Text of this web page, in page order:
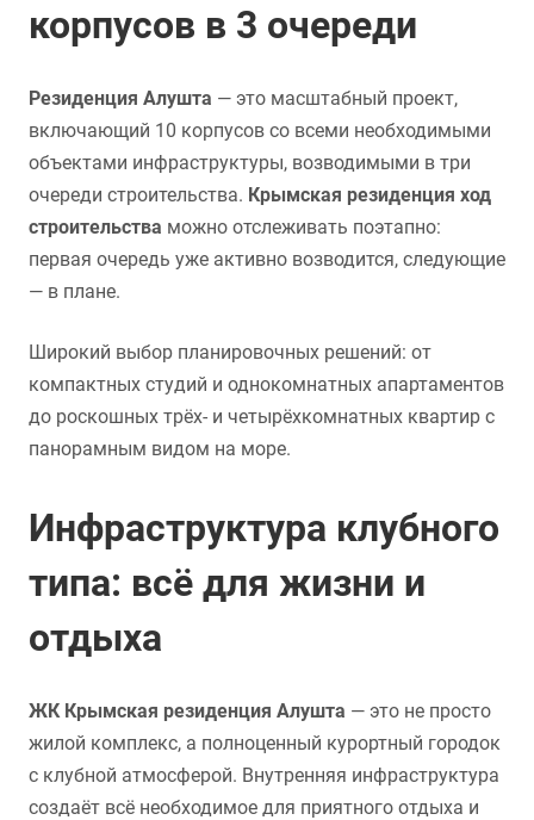
корпусов в 3 очереди
Резиденция Алушта — это масштабный проект,
включающий 10 корпусов со всеми необходимыми
объектами инфраструктуры, возводимыми в три
очереди строительства. Крымская резиденция ход
строительства можно отслеживать поэтапно:
первая очередь уже активно возводится, следующие
— в плане.
Широкий выбор планировочных решений: от
компактных студий и однокомнатных апартаментов
до роскошных трёх- и четырёхкомнатных квартир с
панорамным видом на море.
Инфраструктура клубного
типа: всё для жизни и
отдыха
ЖК Крымская резиденция Алушта — это не просто
жилой комплекс, а полноценный курортный городок
с клубной атмосферой. Внутренняя инфраструктура
создаёт всё необходимое для приятного отдыха и